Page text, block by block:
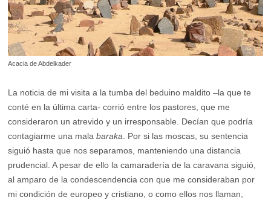
Acacia de Abdelkader
La noticia de mi visita a la tumba del beduino maldito –la que te
conté en la última carta- corrió entre los pastores, que me
consideraron un atrevido y un irresponsable. Decían que podría
contagiarme una malabaraka . Por si las moscas, su sentencia
siguió hasta que nos separamos, manteniendo una distancia
prudencial. A pesar de ello la camaradería de la caravana siguió,
al amparo de la condescendencia con que me consideraban por
mi condición de europeo y cristiano, o como ellos nos llaman,